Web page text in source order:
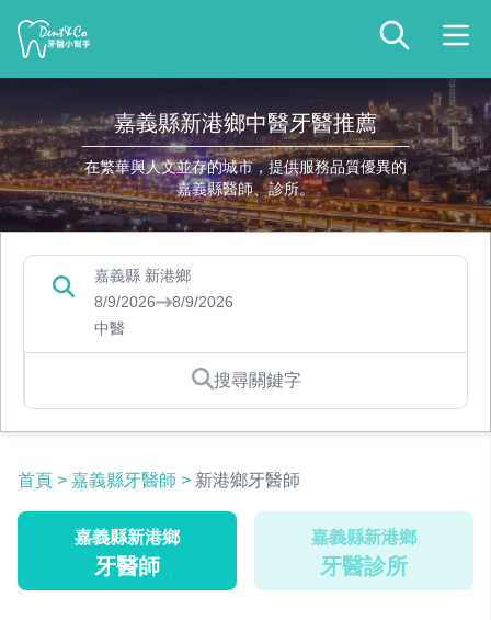
嘉義縣新港鄉中醫牙醫推薦
在繁華與人文並存的城市，提供服務品質優異的
嘉義縣醫師、診所。
嘉義縣 新港鄉
8/9/2026
8/9/2026
中醫
搜尋關鍵字
首頁 > 嘉義縣牙醫師 > 新港鄉牙醫師
嘉義縣新港鄉
牙醫師
嘉義縣新港鄉
牙醫診所